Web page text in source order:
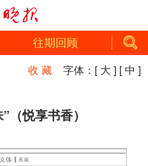
往期回顾
收 藏 字体： [ 大 ] [ 中 ]
（悦享书香）